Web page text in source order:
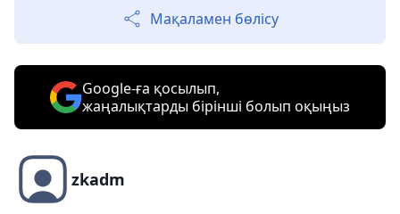
Мақаламен бөлісу
Google-ға қосылып,
жаңалықтарды бірінші болып оқыңыз
zkadm